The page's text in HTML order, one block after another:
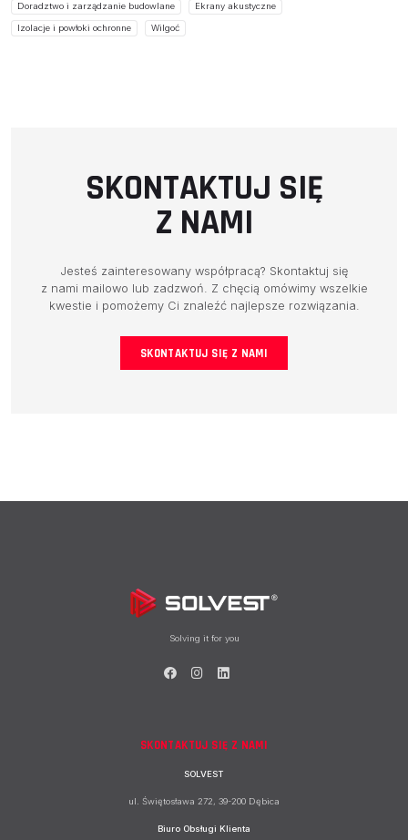
Doradztwo i zarządzanie budowlane Ekrany akustyczne
Izolacje i powłoki ochronne Wilgoć
SKONTAKTUJ SIĘ
Z NAMI
Jesteś zainteresowany współpracą? Skontaktuj się
z nami mailowo lub zadzwoń. Z chęcią omówimy wszelkie
kwestie i pomożemy Ci znaleźć najlepsze rozwiązania.
SKONTAKTUJ SIĘ Z NAMI
Solving it for you
SKONTAKTUJ SIĘ Z NAMI
SOLVEST
ul. Świętosława 272, 39-200 Dębica
Biuro Obsługi Klienta